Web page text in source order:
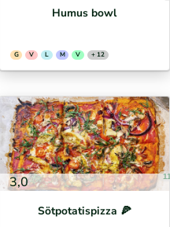
Humus bowl
G V L M V + 12
3,0
Sötpotatispizza 🍕⁣